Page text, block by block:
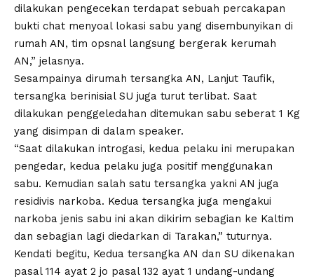
dilakukan pengecekan terdapat sebuah percakapan
bukti chat menyoal lokasi sabu yang disembunyikan di
rumah AN, tim opsnal langsung bergerak kerumah
AN,” jelasnya.
Sesampainya dirumah tersangka AN, Lanjut Taufik,
tersangka berinisial SU juga turut terlibat. Saat
dilakukan penggeledahan ditemukan sabu seberat 1 Kg
yang disimpan di dalam speaker.
“Saat dilakukan introgasi, kedua pelaku ini merupakan
pengedar, kedua pelaku juga positif menggunakan
sabu. Kemudian salah satu tersangka yakni AN juga
residivis narkoba. Kedua tersangka juga mengakui
narkoba jenis sabu ini akan dikirim sebagian ke Kaltim
dan sebagian lagi diedarkan di Tarakan,” tuturnya.
Kendati begitu, Kedua tersangka AN dan SU dikenakan
pasal 114 ayat 2 jo pasal 132 ayat 1 undang-undang